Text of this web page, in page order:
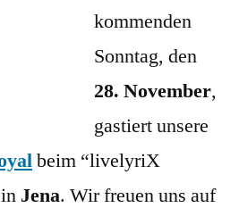
kommenden
Sonntag, den
28. November,
gastiert unsere
beim “livelyriX
Jena. Wir freuen uns auf